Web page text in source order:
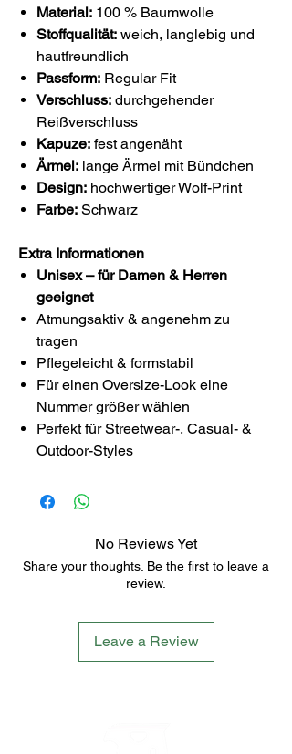
Material: 100 % Baumwolle
Stoffqualität: weich, langlebig und
hautfreundlich
Passform: Regular Fit
Verschluss: durchgehender
Reißverschluss
Kapuze: fest angenäht
Ärmel: lange Ärmel mit Bündchen
Design: hochwertiger Wolf-Print
Farbe: Schwarz
Extra Informationen
Unisex – für Damen & Herren
geeignet
Atmungsaktiv & angenehm zu
tragen
Pflegeleicht & formstabil
Für einen Oversize-Look eine
Nummer größer wählen
Perfekt für Streetwear-, Casual- &
Outdoor-Styles
No Reviews Yet
Share your thoughts. Be the first to leave a
review.
Leave a Review